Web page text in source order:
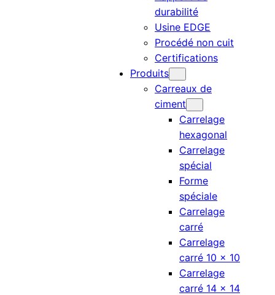
durabilité
Usine EDGE
Procédé non cuit
Certifications
Produits
Carreaux de
ciment
Carrelage
hexagonal
Carrelage
spécial
Forme
spéciale
Carrelage
carré
Carrelage
carré 10 × 10
Carrelage
carré 14 × 14